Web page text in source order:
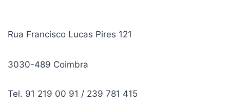
Rua Francisco Lucas Pires 121
3030-489 Coimbra
Tel. 91 219 00 91 / 239 781 415